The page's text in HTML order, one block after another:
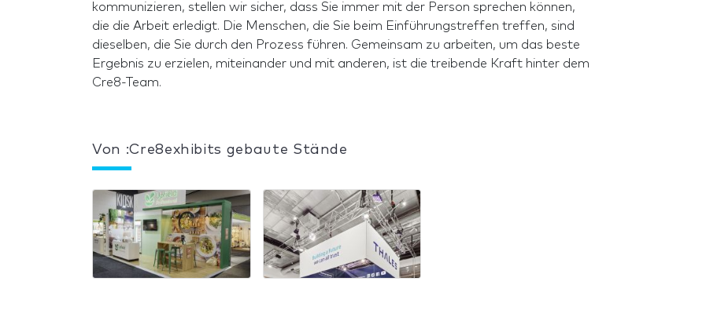
kommunizieren, stellen wir sicher, dass Sie immer mit der Person sprechen können,
die die Arbeit erledigt. Die Menschen, die Sie beim Einführungstreffen treffen, sind
dieselben, die Sie durch den Prozess führen. Gemeinsam zu arbeiten, um das beste
Ergebnis zu erzielen, miteinander und mit anderen, ist die treibende Kraft hinter dem
Cre8-Team.
Von :Cre8exhibits gebaute Stände